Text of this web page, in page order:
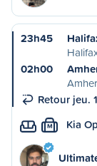
23h45
02h00
Retour jeu.
M Kia